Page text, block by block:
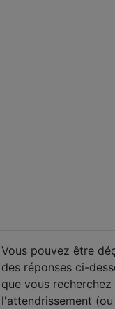
Vous pouvez être
des réponses ci-
que vous
l'attendrissement